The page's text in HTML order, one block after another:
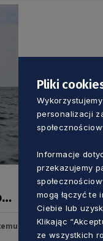
Pliki
personalizacji
Informacje
przekazujemy
mogą łączyć te
Ciebie lub
Klikając
ze wszystkich